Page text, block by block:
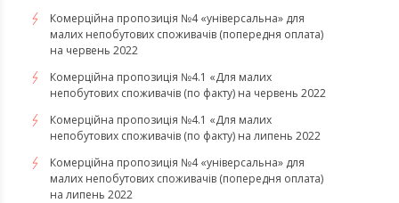
Комерційна пропозиція №4 «універсальна» для
малих непобутових споживачів (попередня оплата)
на червень 2022
Комерційна пропозиція №4.1 «Для малих
непобутових споживачів (по факту) на червень 2022
Комерційна пропозиція №4.1 «Для малих
непобутових споживачів (по факту) на липень 2022
Комерційна пропозиція №4 «універсальна» для
малих непобутових споживачів (попередня оплата)
на липень 2022